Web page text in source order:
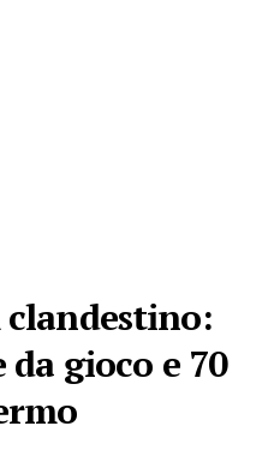
clandestino:
da gioco e 70